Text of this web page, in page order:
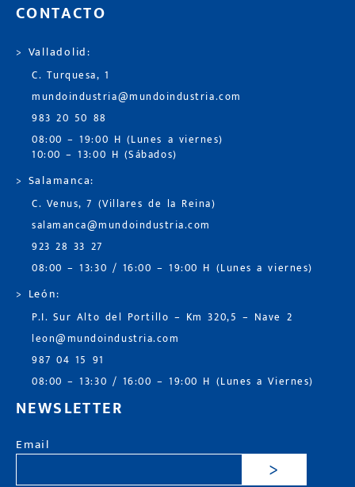
CONTACTO
> Valladolid:
C. Turquesa, 1
mundoindustria@mundoindustria.com
983 20 50 88
08:00 – 19:00 H (Lunes a viernes)
10:00 – 13:00 H (Sábados)
> Salamanca:
C. Venus, 7 (Villares de la Reina)
salamanca@mundoindustria.com
923 28 33 27
08:00 – 13:30 / 16:00 – 19:00 H (Lunes a viernes)
> León:
P.I. Sur Alto del Portillo – Km 320,5 – Nave 2
leon@mundoindustria.com
987 04 15 91
08:00 – 13:30 / 16:00 – 19:00 H (Lunes a Viernes)
NEWSLETTER
Email
>